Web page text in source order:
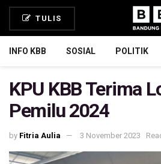
TULIS
INFO KBB SOSIAL POLITIK
KPU KBB Terima
Pemilu 2024
by Fitria Aulia 3 November 2023